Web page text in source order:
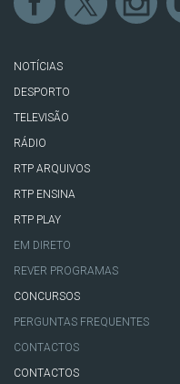
NOTÍCIAS
DESPORTO
TELEVISÃO
RÁDIO
RTP ARQUIVOS
RTP ENSINA
RTP PLAY
EM DIRETO
REVER PROGRAMAS
CONCURSOS
PERGUNTAS FREQUENTES
CONTACTOS
CONTACTOS